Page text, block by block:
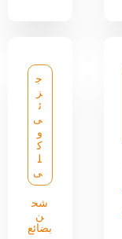
ج
ز
ئ
ى
و
ك
ل
ى
شح
ن
بضائع